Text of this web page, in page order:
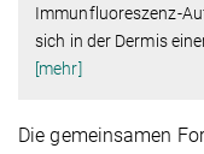
Immunfluoreszenz-
sich in der Dermis
[mehr]
Die gemeinsamen